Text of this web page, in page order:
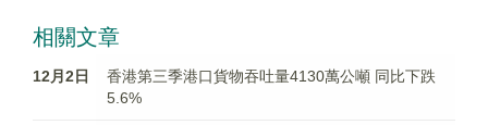
相關文章
12月2日
香港第三季港口貨物吞吐量4130萬公噸 同比下跌
5.6%